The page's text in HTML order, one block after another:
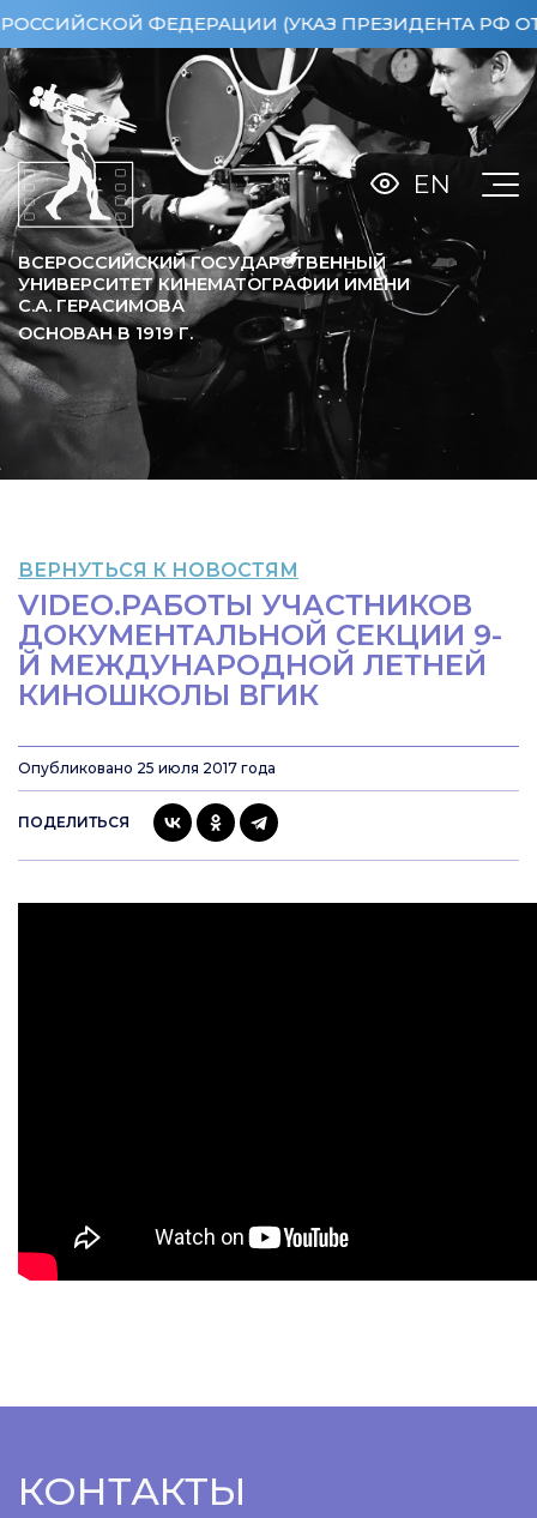
ФЕДЕРАЦИИ (УКАЗ ПРЕЗИДЕНТА РФ ОТ
ВСЕРОССИЙСКИЙ ГОСУДАРСТВЕННЫЙ
УНИВЕРСИТЕТ КИНЕМАТОГРАФИИ ИМЕНИ
С.А. ГЕРАСИМОВА
ОСНОВАН В 1919Г.
EN
ВЕРНУТЬСЯ К НОВОСТЯМ
VIDEO.РАБОТЫ УЧАСТНИКОВ
ДОКУМЕНТАЛЬНОЙ СЕКЦИИ 9-
Й МЕЖДУНАРОДНОЙ ЛЕТНЕЙ
КИНОШКОЛЫ ВГИК
Опубликовано 25 июля 2017 года
ПОДЕЛИТЬСЯ
КОНТАКТЫ